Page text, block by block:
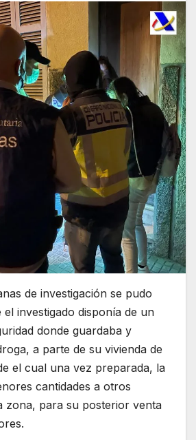
de investigación se pudo
investigado disponía de un
donde guardaba y
a parte de su vivienda de
el cual una vez preparada, la
cantidades a otros
zona, para su posterior venta